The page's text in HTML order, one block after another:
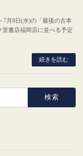
7月8日(水)の「最後の古本
堂書店福岡店に並べる予定
続きを読む